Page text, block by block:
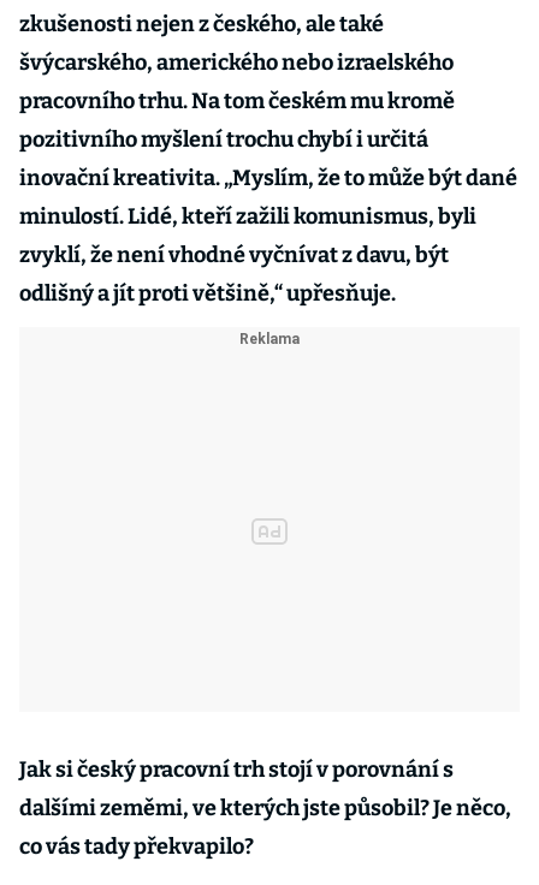
zkušenosti nejen z českého, ale také
švýcarského, amerického nebo izraelského
pracovního trhu. Na tom českém mu kromě
pozitivního myšlení trochu chybí i určitá
inovační kreativita. „Myslím, že to může být dané
minulostí. Lidé, kteří zažili komunismus, byli
zvyklí, že není vhodné vyčnívat z davu, být
odlišný a jít proti většině,“ upřesňuje.
Jak si český pracovní trh stojí v porovnání s
dalšími zeměmi, ve kterých jste působil? Je něco,
co vás tady překvapilo?